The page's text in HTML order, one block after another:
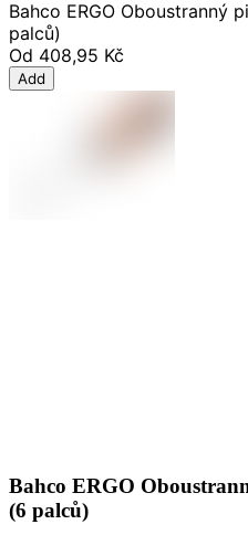
Bahco ERGO Oboustranný
palců)
Od 408,95 Kč
Add
Bahco ERGO
(6 palců)